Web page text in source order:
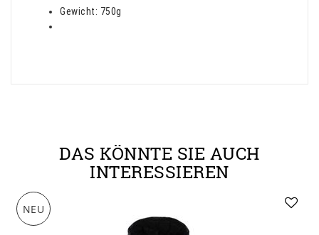
Gewicht: 750g
DAS KÖNNTE SIE AUCH
INTERESSIEREN
NEU